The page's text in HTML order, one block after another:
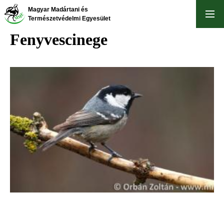
Ugrás
Magyar Madártani és
Természetvédelmi Egyesület
Fenyvescinege